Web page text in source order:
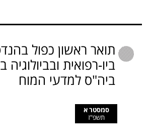
תואר ראשון כפול
ביו-רפואית
ביה"ס למדעי המוח
סמסטר א
תשפ"ז